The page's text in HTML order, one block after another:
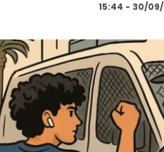
30/09/